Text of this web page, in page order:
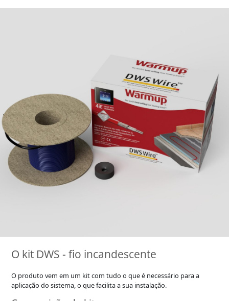
O kit DWS - fio incandescente
O produto vem em um kit com tudo o que é necessário para a
aplicação do sistema, o que facilita a sua instalação.